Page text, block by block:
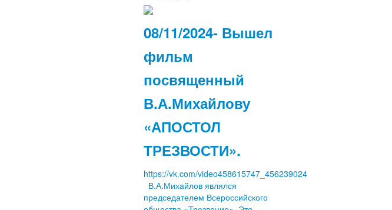
08/11/2024- Вышел
фильм
посвященный
В.А.Михайлову
«АПОСТОЛ
ТРЕЗВОСТИ».
https://vk.com/video458615747_456239024
В.А.Михайлов являлся
председателем Всероссийского